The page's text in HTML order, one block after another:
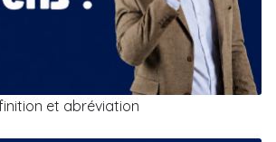
et abréviation